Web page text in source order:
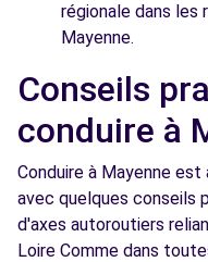
régionale dans les
Mayenne.
Conseils
conduire à
Conduire à Mayenne
avec quelques conseils
d'axes autoroutiers
Loire Comme dans